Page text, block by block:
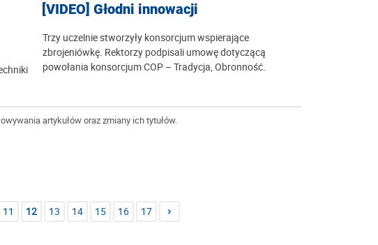
[VIDEO] Głodni innowacji
Trzy uczelnie stworzyły konsorcjum wspierające
zbrojeniówkę. Rektorzy podpisali umowę dotyczącą
powołania konsorcjum COP – Tradycja, Obronność.
artykułów oraz zmiany ich tytułów.
11 12 13 14 15 16 17